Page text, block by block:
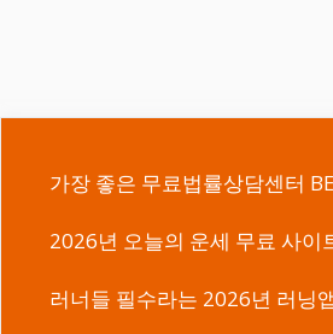
가장 좋은 무료법률상담센터
2026년 오늘의 운세 무료 사이
러너들 필수라는 2026년 러닝